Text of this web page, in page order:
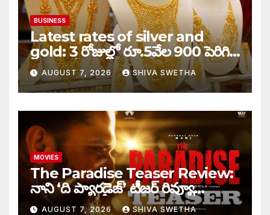
BUSINESS
Latest rates of silver and
gold: 3 రోజుల్లో రూ.5వేల 900 పెరిగిన
తులం గోల్డ్…
AUGUST 7, 2026 SHIVA SWETHA
MOVIES
The Paradise Teaser Review:
నాని ‘ది ప్యారడైజ్’ టీజర్ రివ్యూ…
AUGUST 7, 2026 SHIVA SWETHA